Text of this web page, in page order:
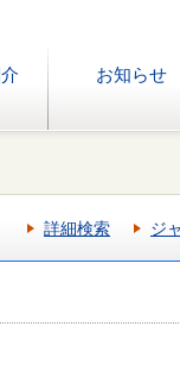
お知らせ
詳細検索 ジ